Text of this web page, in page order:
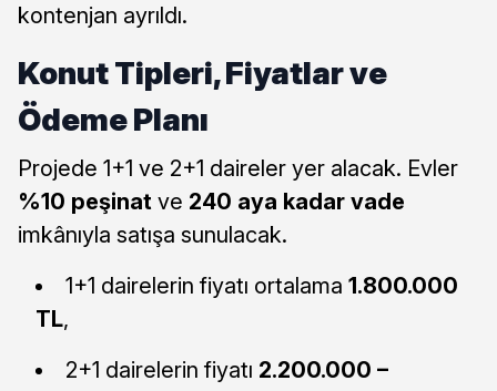
kontenjan ayrıldı.
Konut Tipleri, Fiyatlar ve
Ödeme Planı
Projede 1+1 ve 2+1 daireler yer alacak. Evler
%10 peşinat ve 240 aya kadar vade
imkânıyla satışa sunulacak.
1+1 dairelerin fiyatı ortalama 1.800.000
TL,
2+1 dairelerin fiyatı 2.200.000 –